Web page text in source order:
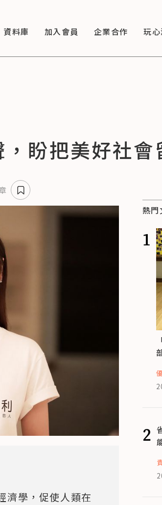
資料庫 加入會員 企業合作 玩心
盼把美好社會
濟學，促使人類在
熱門
1
2